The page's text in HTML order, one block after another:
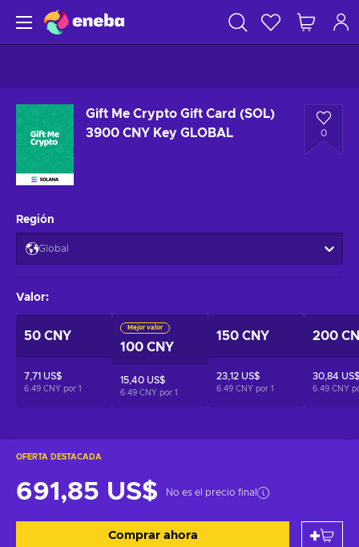
Gift Me Crypto Gift Card (SOL)
3900 CNY Key GLOBAL
0
OFERTA DESTACADA
691,85 US$ No es el precio final
Comprar ahora
Región
Global
Valor:
50 CNY
7,71 US$
6.49 CNY por 1
Mejor valor
100 CNY
15,40 US$
6.49 CNY por 1
150 CNY
23,12 US$
6.49 CNY por 1
200
30,84 US$
6.49 CNY